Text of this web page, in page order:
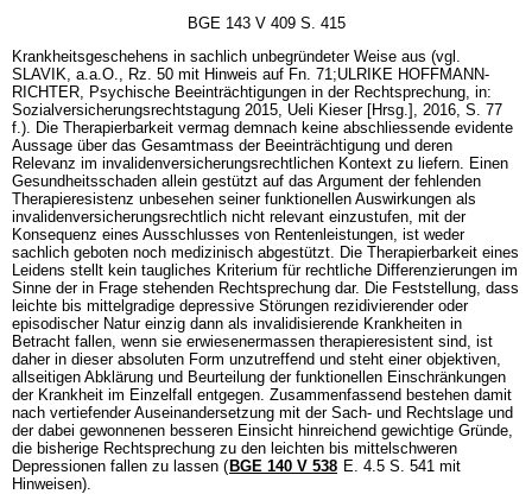
BGE 143 V 409 S. 415
Krankheitsgeschehens in sachlich unbegründeter Weise aus (vgl.
SLAVIK, a.a.O., Rz. 50 mit Hinweis auf Fn. 71;ULRIKE HOFFMANN-
RICHTER, Psychische Beeinträchtigungen in der Rechtsprechung, in:
Sozialversicherungsrechtstagung 2015, Ueli Kieser [Hrsg.], 2016, S. 77
f.). Die Therapierbarkeit vermag demnach keine abschliessende evidente
Aussage über das Gesamtmass der Beeinträchtigung und deren
Relevanz im invalidenversicherungsrechtlichen Kontext zu liefern. Einen
Gesundheitsschaden allein gestützt auf das Argument der fehlenden
Therapieresistenz unbesehen seiner funktionellen Auswirkungen als
invalidenversicherungsrechtlich nicht relevant einzustufen, mit der
Konsequenz eines Ausschlusses von Rentenleistungen, ist weder
sachlich geboten noch medizinisch abgestützt. Die Therapierbarkeit eines
Leidens stellt kein taugliches Kriterium für rechtliche Differenzierungen im
Sinne der in Frage stehenden Rechtsprechung dar. Die Feststellung, dass
leichte bis mittelgradige depressive Störungen rezidivierender oder
episodischer Natur einzig dann als invalidisierende Krankheiten in
Betracht fallen, wenn sie erwiesenermassen therapieresistent sind, ist
daher in dieser absoluten Form unzutreffend und steht einer objektiven,
allseitigen Abklärung und Beurteilung der funktionellen Einschränkungen
der Krankheit im Einzelfall entgegen. Zusammenfassend bestehen damit
nach vertiefender Auseinandersetzung mit der Sach- und Rechtslage und
der dabei gewonnenen besseren Einsicht hinreichend gewichtige Gründe,
die bisherige Rechtsprechung zu den leichten bis mittelschweren
Depressionen fallen zu lassen (BGE 140 V 538 E. 4.5 S. 541 mit
Hinweisen).